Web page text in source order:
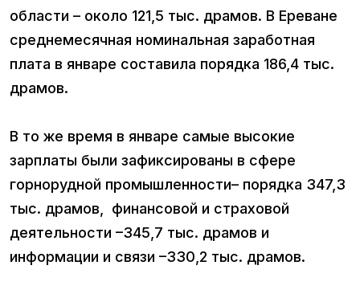
области – около 121,5 тыс. драмов. В Ереване
среднемесячная номинальная заработная
плата в январе составила порядка 186,4 тыс.
драмов.
В то же время в январе самые высокие
зарплаты были зафиксированы в сфере
горнорудной промышленности– порядка 347,3
тыс. драмов, финансовой и страховой
деятельности –345,7 тыс. драмов и
информации и связи –330,2 тыс. драмов.